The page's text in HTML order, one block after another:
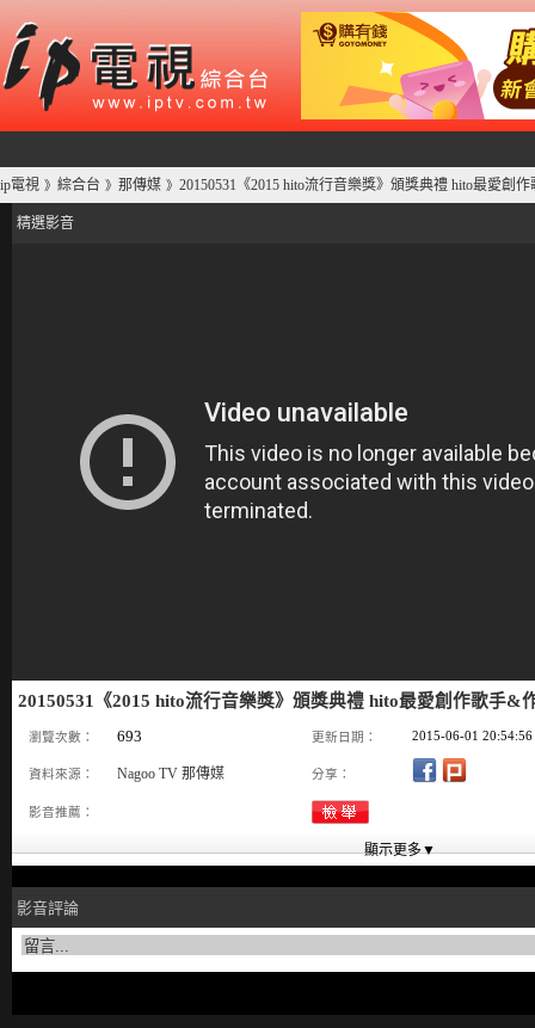
ip電視 》 綜合台 》 那傳媒 》 20150531《2015 hito流行音樂獎》頒獎典禮 hito最愛創
精選影音
20150531《2015 hito流行音樂獎》頒獎典禮 hito最愛創作歌手&
瀏覽次數： 693 更新日期： 2015-06-01 20:54:56
資料來源： Nagoo TV 那傳媒 分享：
影音推薦：
影音評論